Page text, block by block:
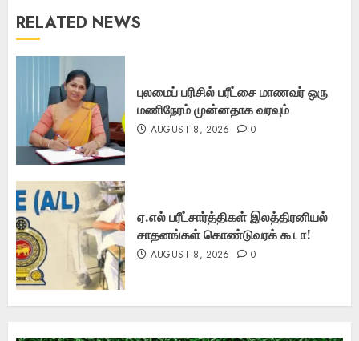
RELATED NEWS
புலமைப் பரிசில் பரீட்சை மாணவர் ஒரு
மணிநேரம் முன்னதாக வரவும்
AUGUST 8, 2026 0
ஏ.எல் பரீட்சார்த்திகள் இலத்திரனியல்
சாதனங்கள் கொண்டுவரக் கூடா!
AUGUST 8, 2026 0